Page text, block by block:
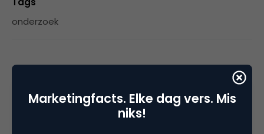
onderzoek
Marketingfacts. Elke dag vers. Mis
niks!